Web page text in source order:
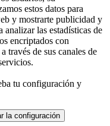
estos datos para
y mostrarte publicidad y
analizar las estadísticas de
encriptados con
través de sus canales de
tu configuración y
la configuración